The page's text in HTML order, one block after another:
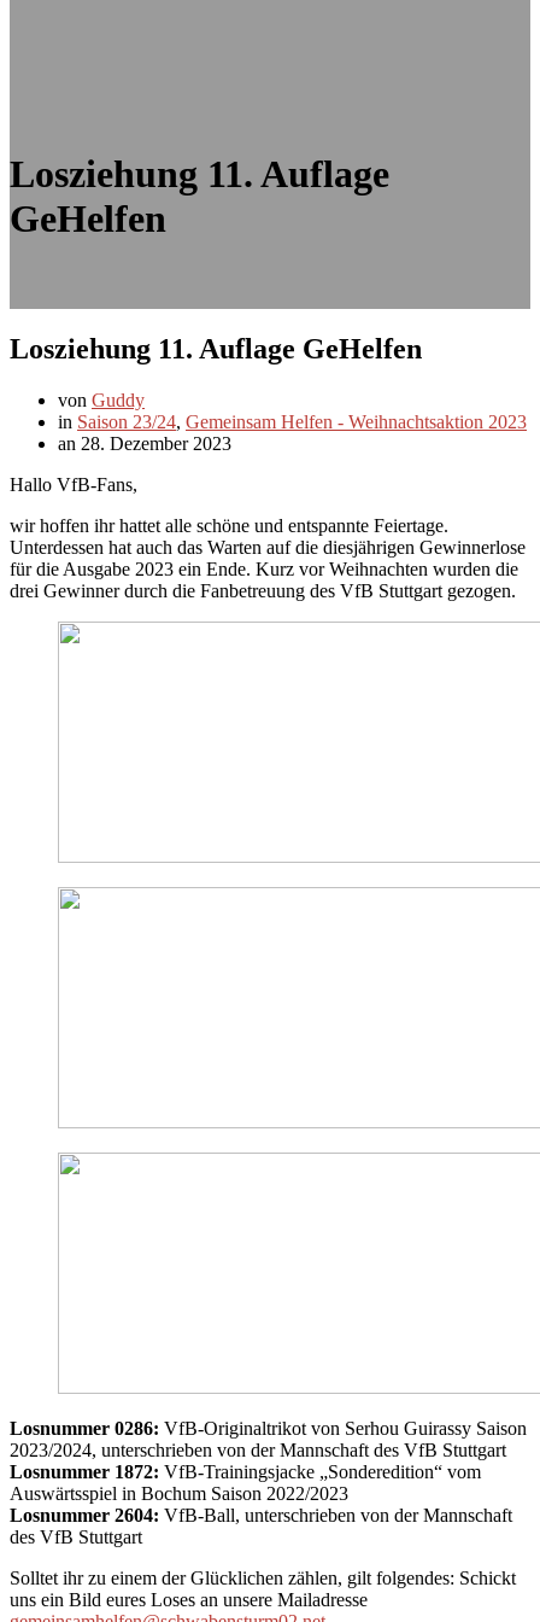
Losziehung 11. Auflage
GeHelfen
Losziehung 11. Auflage GeHelfen
von Guddy
in Saison 23/24, Gemeinsam Helfen - Weihnachtsaktion 2023
an 28. Dezember 2023
Hallo VfB-Fans,
wir hoffen ihr hattet alle schöne und entspannte Feiertage.
Unterdessen hat auch das Warten auf die diesjährigen Gewinnerlose
für die Ausgabe 2023 ein Ende. Kurz vor Weihnachten wurden die
drei Gewinner durch die Fanbetreuung des VfB Stuttgart gezogen.
Losnummer 0286: VfB-Originaltrikot von Serhou Guirassy Saison
2023/2024, unterschrieben von der Mannschaft des VfB Stuttgart
Losnummer 1872: VfB-Trainingsjacke „Sonderedition“ vom
Auswärtsspiel in Bochum Saison 2022/2023
Losnummer 2604: VfB-Ball, unterschrieben von der Mannschaft
des VfB Stuttgart
Solltet ihr zu einem der Glücklichen zählen, gilt folgendes: Schickt
uns ein Bild eures Loses an unsere Mailadresse